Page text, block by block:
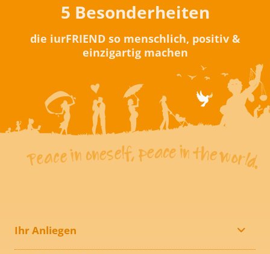
5 Besonderheiten
die iurFRIEND so menschlich, positiv &
einzigartig machen
Ihr Anliegen